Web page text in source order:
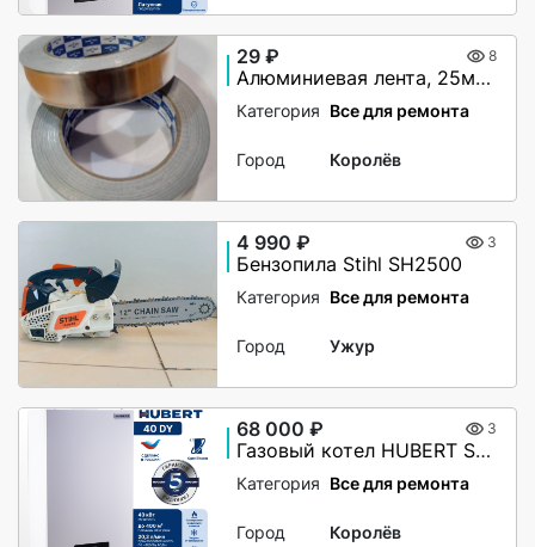
29 ₽ 8
Алюминиевая лента, 25мм х 40М, 50 мкм, без и/у, Klebebander
Категория Все для ремонта
Город Королёв
4 990 ₽ 3
Бензопила Stihl SH2500
Категория Все для ремонта
Город Ужур
68 000 ₽ 3
Газовый котел HUBERT Smart AGB 40DY настенный двухконтурный
Категория Все для ремонта
Город Королёв